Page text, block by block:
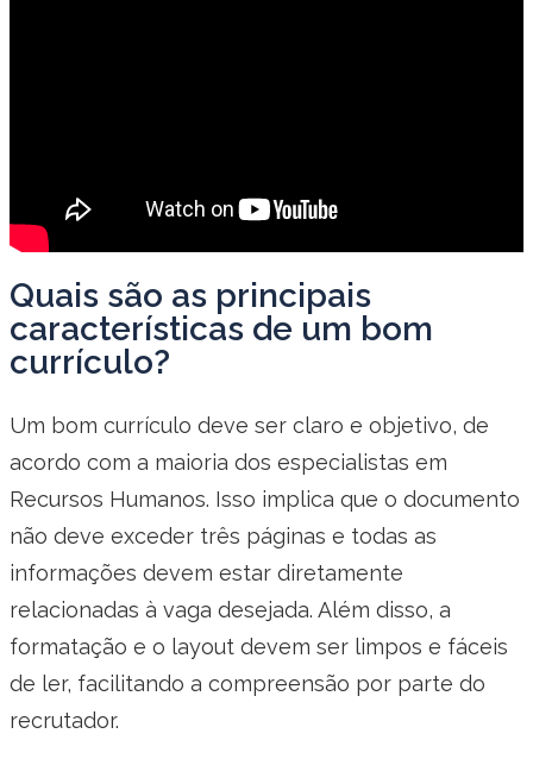
Quais são as principais
características de um bom
currículo?
Um bom currículo deve ser claro e objetivo, de
acordo com a maioria dos especialistas em
Recursos Humanos. Isso implica que o documento
não deve exceder três páginas e todas as
informações devem estar diretamente
relacionadas à vaga desejada. Além disso, a
formatação e o layout devem ser limpos e fáceis
de ler, facilitando a compreensão por parte do
recrutador.